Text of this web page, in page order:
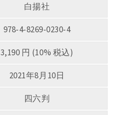
白揚社
978-4-8269-0230-4
3,190 円 (10% 税込)
2021年8月10日
四六判